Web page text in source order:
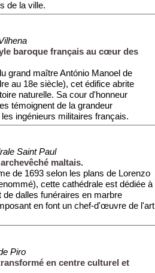
de la ville.
baroque français au cœur des
grand maître António Manoel de
au 18e siècle), cet édifice abrite
naturelle. Sa cour d'honneur
témoignent de la grandeur
ingénieurs militaires français.
Saint Paul
maltais.
de 1693 selon les plans de Lorenzo
cette cathédrale est dédiée à
dalles funéraires en marbre
en font un chef-d'œuvre de l'art
Piro
en centre culturel et